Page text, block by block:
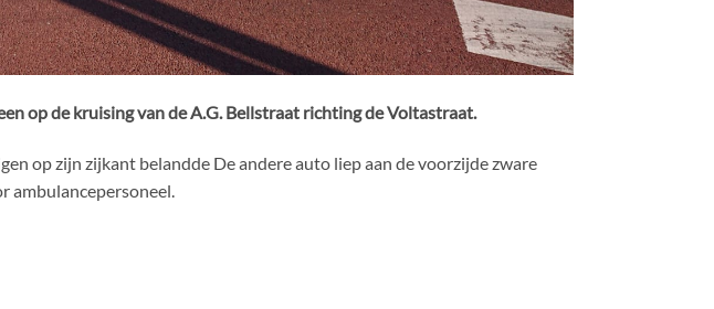
op de kruising van de A.G. Bellstraat richting de Voltastraat.
op zijn zijkant belandde De andere auto liep aan de voorzijde zware
ambulancepersoneel.